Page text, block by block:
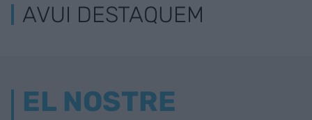
AVUI DESTAQUEM
EL NOSTRE